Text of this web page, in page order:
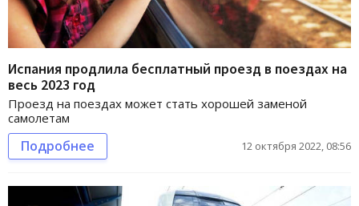
Испания продлила бесплатный проезд в поездах на
весь 2023 год
Проезд на поездах может стать хорошей заменой
самолетам
Подробнее 12 октября 2022, 08:56